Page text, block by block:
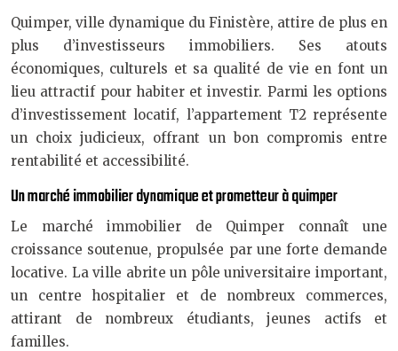
Quimper, ville dynamique du Finistère, attire de plus en
plus d’investisseurs immobiliers. Ses atouts
économiques, culturels et sa qualité de vie en font un
lieu attractif pour habiter et investir. Parmi les options
d’investissement locatif, l’appartement T2 représente
un choix judicieux, offrant un bon compromis entre
rentabilité et accessibilité.
Un marché immobilier dynamique et prometteur à quimper
Le marché immobilier de Quimper connaît une
croissance soutenue, propulsée par une forte demande
locative. La ville abrite un pôle universitaire important,
un centre hospitalier et de nombreux commerces,
attirant de nombreux étudiants, jeunes actifs et
familles.